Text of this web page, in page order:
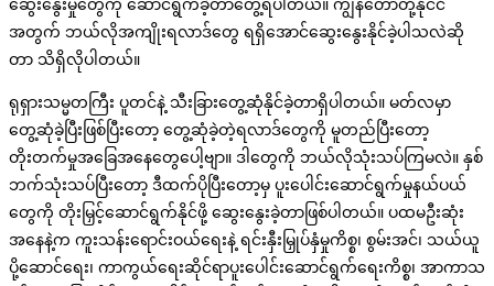
ဆွေးနွေးမှုတွေကို ဆောင်ရွက်ခဲ့တာတွေ့ရပါတယ်။ ကျွန်တော်တို့နိုင်ငံ
အတွက် ဘယ်လိုအကျိုးရလာဒ်တွေ ရရှိအောင်ဆွေးနွေးနိုင်ခဲ့ပါသလဲဆို
တာ သိရှိလိုပါတယ်။
ရုရှားသမ္မတကြီး ပူတင်နဲ့ သီးခြားတွေ့ဆုံနိုင်ခဲ့တာရှိပါတယ်။ မတ်လမှာ
တွေ့ဆုံခဲ့ပြီးဖြစ်ပြီးတော့ တွေ့ဆုံခဲ့တဲ့ရလာဒ်တွေကို မူတည်ပြီးတော့
တိုးတက်မှုအခြေအနေတွေပေါ့ဗျာ။ ဒါတွေကို ဘယ်လိုသုံးသပ်ကြမလဲ။ နှစ်
ဘက်သုံးသပ်ပြီးတော့ ဒီထက်ပိုပြီးတော့မှ ပူးပေါင်းဆောင်ရွက်မှုနယ်ပယ်
တွေကို တိုးမြှင့်ဆောင်ရွက်နိုင်ဖို့ ဆွေးနွေးခဲ့တာဖြစ်ပါတယ်။ ပထမဦးဆုံး
အနေနဲ့က ကူးသန်းရောင်းဝယ်ရေးနဲ့ ရင်းနှီးမြှုပ်နှံမှုကိစ္စ၊ စွမ်းအင်၊ သယ်ယူ
ပို့ဆောင်ရေး၊ ကာကွယ်ရေးဆိုင်ရာပူးပေါင်းဆောင်ရွက်ရေးကိစ္စ၊ အာကာသ